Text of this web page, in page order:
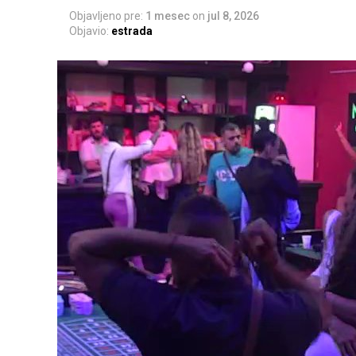
Objavljeno pre: 1 mesec on jul 8, 2026
Objavio: estrada